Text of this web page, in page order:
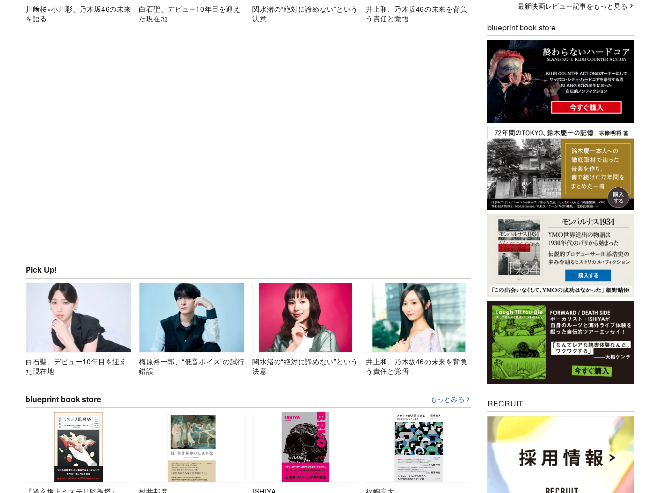
川﨑桜×小川彩、乃木坂46の未来
を語る
白石聖、デビュー10年目を迎え
た現在地
関水渚の“絶対に諦めない”という
決意
井上和、乃木坂46の未来を背負
う責任と覚悟
Pick Up!
白石聖、デビュー10年目を迎え
た現在地
梅原裕一郎、“低音ボイス”の試行
錯誤
関水渚の“絶対に諦めない”という
決意
井上和、乃木坂46の未来を背負
う責任と覚悟
blueprint book store もっとみる
最新映画レビュー記事をもっと見る
blueprint book store
RECRUIT